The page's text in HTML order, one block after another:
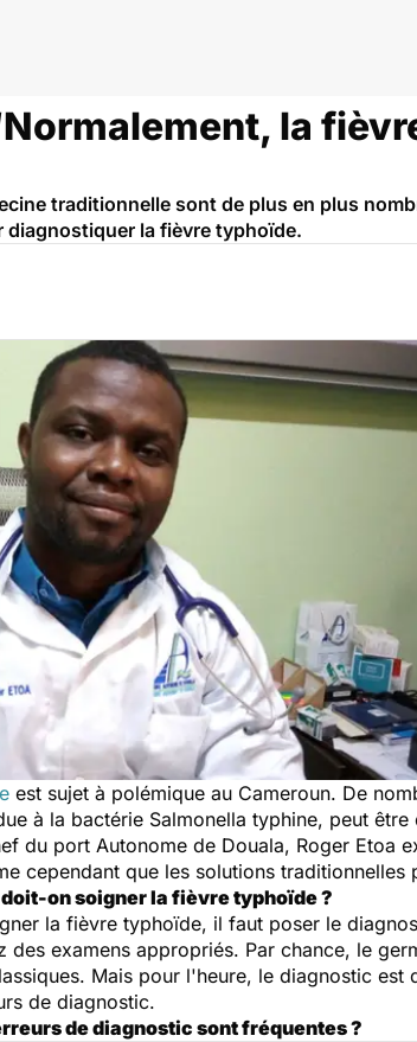
la
traditionnelle sont de plus en plus
diagnostiquer la fièvre typhoïde.
est sujet à polémique au Cameroun. De
à la bactérie Salmonella typhine, peut
du port Autonome de Douala, Roger Etoa
cependant que les solutions
on soigner la fièvre typhoïde ?
la fièvre typhoïde, il faut poser le
des examens appropriés. Par chance, le
Mais pour l'heure, le diagnostic
de diagnostic.
de diagnostic sont fréquentes ?